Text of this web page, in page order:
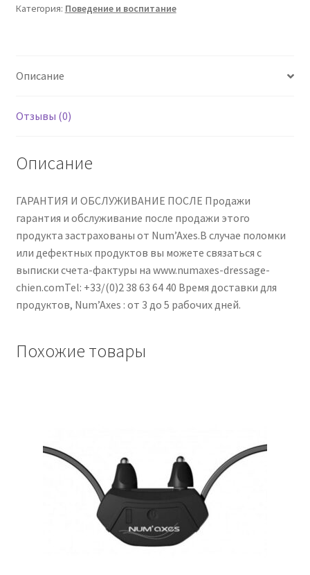
Спрей
Категория: Поведение и воспитание
Описание
Отзывы (0)
Описание
ГАРАНТИЯ И ОБСЛУЖИВАНИЕ ПОСЛЕ Продажи
гарантия и обслуживание после продажи этого
продукта застрахованы от Num’Axes.В случае поломки
или дефектных продуктов вы можете связаться с
выписки счета-фактуры на www.numaxes-dressage-
chien.comTel: +33/(0)2 38 63 64 40 Время доставки для
продуктов, Num’Axes : от 3 до 5 рабочих дней.
Похожие товары